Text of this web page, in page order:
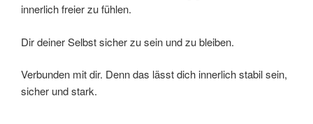
innerlich freier zu fühlen.
Dir deiner Selbst sicher zu sein und zu bleiben.
Verbunden mit dir. Denn das lässt dich innerlich stabil sein,
sicher und stark.